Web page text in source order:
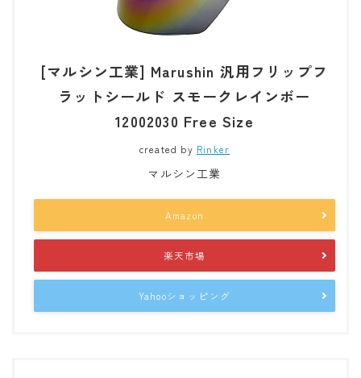
[マルシン工業] Marushin 汎用フリップフ
ラットシールド スモークレインボー
12002030 Free Size
created by Rinker
マルシン工業
Amazon
楽天市場
Yahooショッピング